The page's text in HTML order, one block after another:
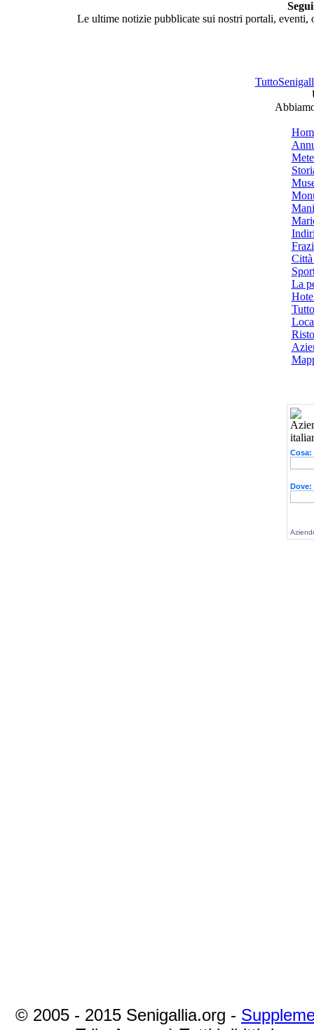
Le ultime notizie pubblicate sui nostri portali,
Città
La
Cosa:
Dove:
© 2005 - 2015 Senigallia.org -